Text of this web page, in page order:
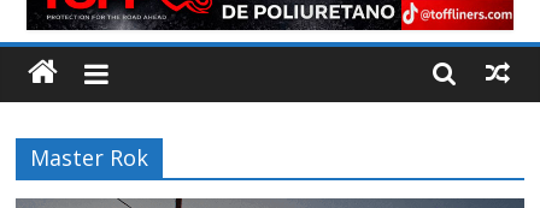
Master Rok